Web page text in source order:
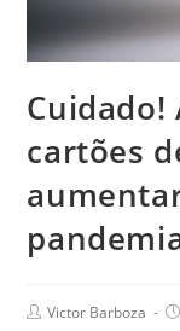
Cuidado!
cartões
Victor Barboza